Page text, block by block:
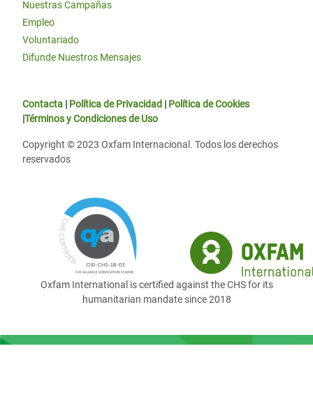
Nuestras Campañas
Empleo
Voluntariado
Difunde Nuestros Mensajes
Contacta | Política de Privacidad | Política de Cookies
|Términos y Condiciones de Uso
Copyright © 2023 Oxfam Internacional. Todos los derechos
reservados
Oxfam International is certified against the CHS for its
humanitarian mandate since 2018